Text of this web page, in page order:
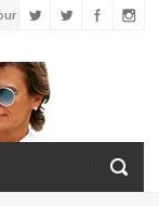
Horizon Light Up